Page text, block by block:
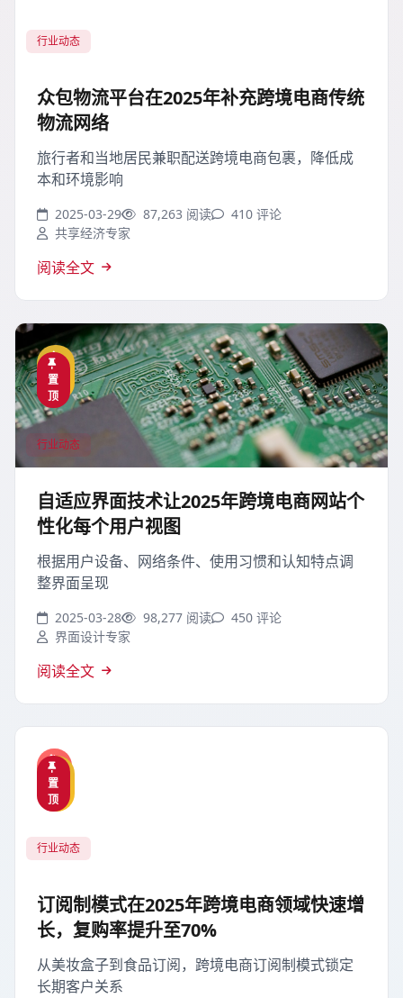
行业动态
众包物流平台在2025年补充跨境电商传统
物流网络
旅行者和当地居民兼职配送跨境电商包裹，降低成
本和环境影响
2025-03-29 87,263 阅读
410 评论
共享经济专家
阅读全文
精
选
置
顶
行业动态
自适应界面技术让2025年跨境电商网站个
性化每个用户视图
根据用户设备、网络条件、使用习惯和认知特点调
整界面呈现
2025-03-28 98,277 阅读
450 评论
界面设计专家
阅读全文
热
门
精
选
置
顶
行业动态
订阅制模式在2025年跨境电商领域快速增
长，复购率提升至70%
从美妆盒子到食品订阅，跨境电商订阅制模式锁定
长期客户关系